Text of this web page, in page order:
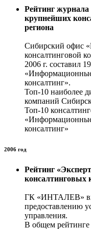
Рейтинг
крупнейших
региона
Сибирский офис
консалтинговой
2006 г. составил
консалтинг».
Топ-10 наиболее
компаний
Топ-10
консалтинг»
2006 год
Рейтинг
консалтинговых
ГК «ИНТАЛЕВ»
предоставлению
управления.
В общем